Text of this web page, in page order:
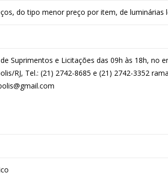
do tipo menor preço por item, de luminárias
Suprimentos e Licitações das 09h às 18h, no
RJ, Tel.: (21) 2742-8685 e (21) 2742-3352